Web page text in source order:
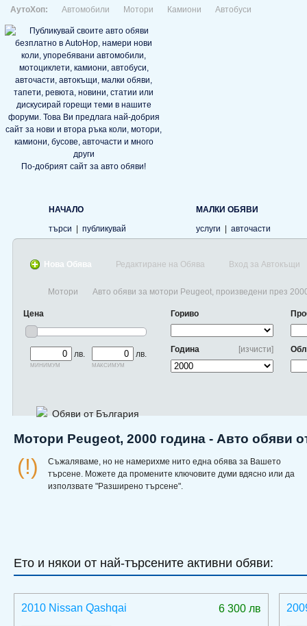
АутоХоп: Автомобили Мотори Камиони Автобуси
По-добрият сайт за авто обяви!
НАЧАЛО
търси
публикувай
МАЛКИ ОБЯВИ
услуги
авточасти
Нова Обява Редактиране на Обява Вход за Автокъщи
Мотори Авто обяви за мотори Peugeot, произведени през
Цена
лв.
минимум
лв.
максимум
Гориво
[изчисти]
Година
Обяви от България
Мотори Peugeot, 2000 година - Авто обяви
(!)
Съжаляваме, но не намерихме нито една обява за Вашето
търсене. Можете да промените ключовите думи вдясно или да
използвате "Разширено търсене".
Ето и някои от най-търсените активни обяви:
6 300 лв
2010 Nissan Qashqai